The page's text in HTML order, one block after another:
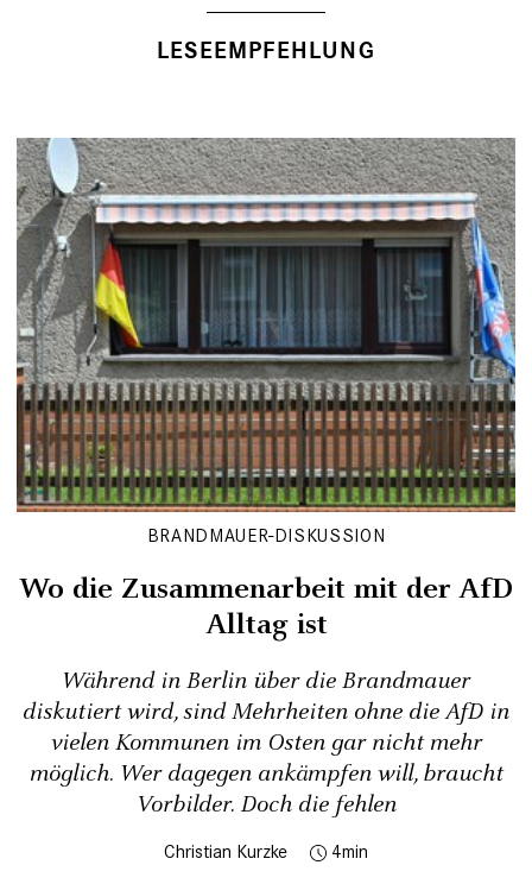
LESEEMPFEHLUNG
BRANDMAUER-DISKUSSION
Wo die Zusammenarbeit mit der AfD
Alltag ist
Während in Berlin über die Brandmauer
diskutiert wird, sind Mehrheiten ohne die AfD in
vielen Kommunen im Osten gar nicht mehr
möglich. Wer dagegen ankämpfen will, braucht
Vorbilder. Doch die fehlen
Christian Kurzke 4